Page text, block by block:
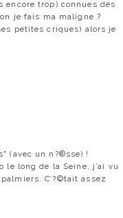
encore trop) connues des
je fais ma maligne ?
petites criques) alors je
(avec un n?®sse) !
le long de la Seine, j’ai vu
C’?©tait assez